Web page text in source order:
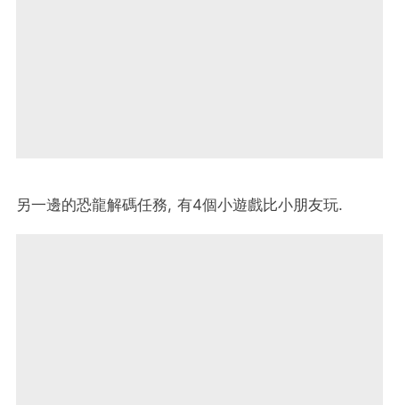
另一邊的恐龍解碼任務, 有4個小遊戲比小朋友玩.